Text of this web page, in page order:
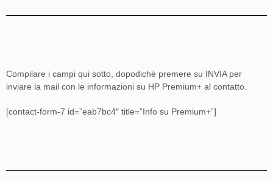
Compilare i campi qui sotto, dopodichè premere su INVIA per
inviare la mail con le informazioni su HP Premium+ al contatto.
[contact-form-7 id=”eab7bc4″ title=”Info su Premium+”]